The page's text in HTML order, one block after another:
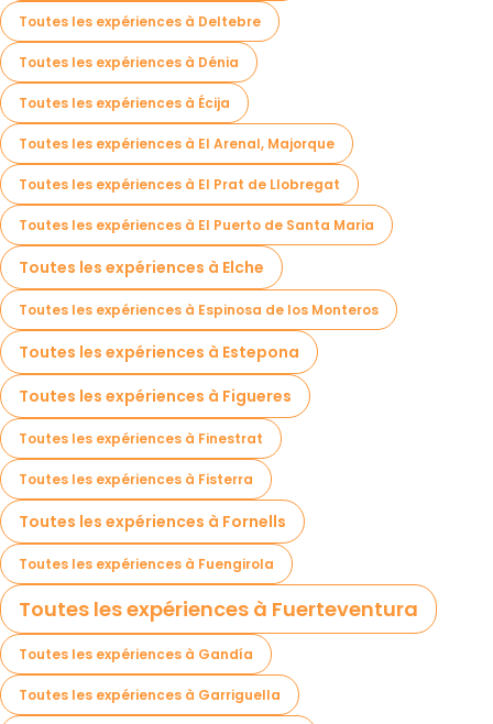
Toutes les expériences à Deltebre
Toutes les expériences à Dénia
Toutes les expériences à Écija
Toutes les expériences à El Arenal, Majorque
Toutes les expériences à El Prat de Llobregat
Toutes les expériences à El Puerto de Santa Maria
Toutes les expériences à Elche
Toutes les expériences à Espinosa de los Monteros
Toutes les expériences à Estepona
Toutes les expériences à Figueres
Toutes les expériences à Finestrat
Toutes les expériences à Fisterra
Toutes les expériences à Fornells
Toutes les expériences à Fuengirola
Toutes les expériences à Fuerteventura
Toutes les expériences à Gandía
Toutes les expériences à Garriguella